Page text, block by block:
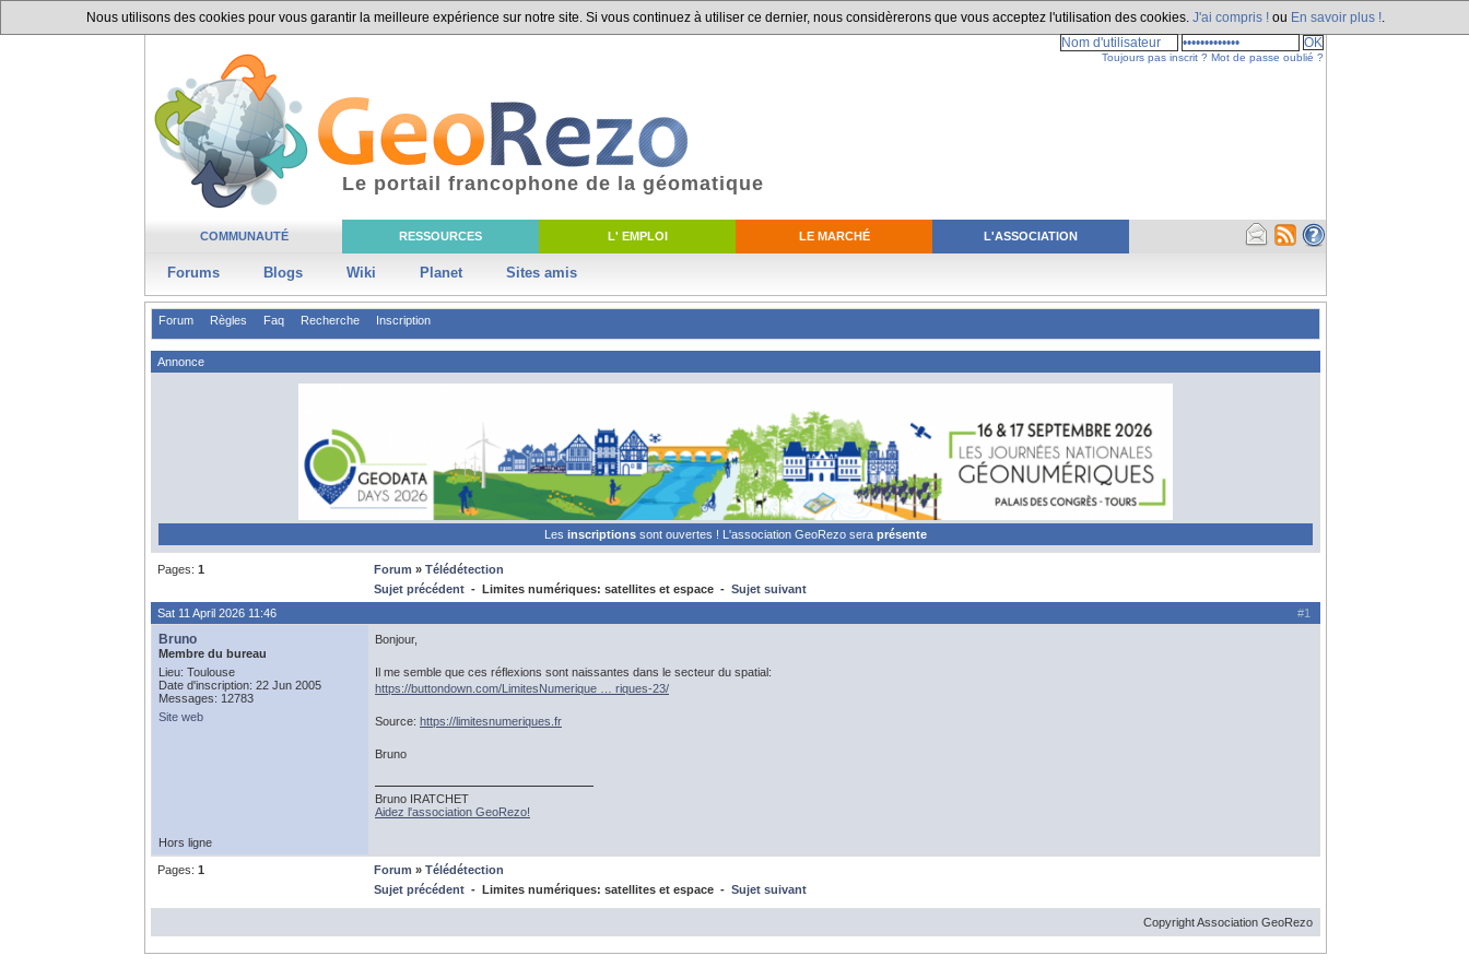
Nous utilisons des cookies pour vous garantir la meilleure expérience sur notre site. Si vous continuez à utiliser ce dernier, nous considèrerons que vous acceptez l'utilisation des cookies. J'ai compris ! ou En savoir plus !
COMMUNAUTÉ RESSOURCES L' EMPLOI LE MARCHÉ L'ASSOCIATION
Forums Blogs Wiki Planet Sites amis
Le portail francophone de la géomatique
Toujours pas inscrit ? Mot de passe oublié ?
Forum Règles Faq Recherche Inscription
Annonce
Les inscriptions sont ouvertes ! L'association GeoRezo sera présente
Pages: 1 Forum » Télédétection
Sujet précédent - Limites numériques: satellites et espace - Sujet suivant
#1
Sat 11 April 2026 11:46
Bruno
Membre du bureau
Lieu: Toulouse
Date d'inscription: 22 Jun 2005
Messages: 12783
Site web
Bonjour,
Il me semble que ces réflexions sont naissantes dans le secteur du spatial:
https://buttondown.com/LimitesNumerique … riques-23/
Source: https://limitesnumeriques.fr
Bruno
Bruno IRATCHET
Aidez l'association GeoRezo!
Hors ligne
Pages: 1 Forum » Télédétection
Sujet précédent - Limites numériques: satellites et espace - Sujet suivant
Copyright Association GeoRezo